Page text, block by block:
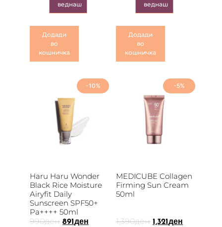
веднаш
Додади
во
кошничка
веднаш
Додади
во
кошничка
-10%
Haru Haru Wonder
Black Rice Moisture
Airyfit Daily
Sunscreen SPF50+
Pa++++ 50ml
990ден 891 ден
-5%
MEDICUBE Collagen
Firming Sun Cream
50ml
1,390ден 1,321 ден